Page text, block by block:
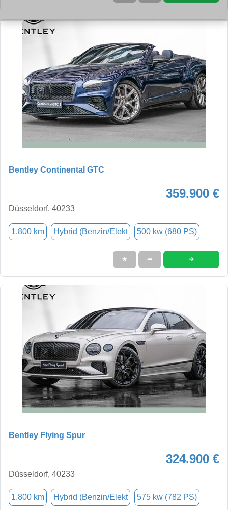
Bentley Continental GTC
359.900 €
Düsseldorf, 40233
1.800 km Hybrid (Benzin/Elekt 500 kw (680 PS)
★ ➦ ➜
Bentley Flying Spur
324.900 €
Düsseldorf, 40233
1.800 km Hybrid (Benzin/Elekt 575 kw (782 PS)